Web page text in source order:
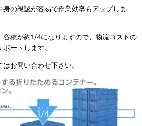
の視認が容易で作業効率もアップしま
容積が約1/4になりますので、物流コストの
ートします。
お問い合わせ下さい。